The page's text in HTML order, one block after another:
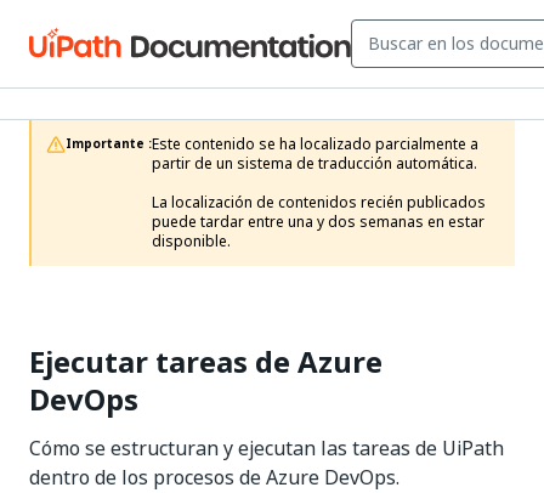
Importante :Este contenido se ha localizado parcialmente a
partir de un sistema de traducción automática.
La localización de contenidos recién publicados
puede tardar entre una y dos semanas en estar
disponible.
Ejecutar tareas de Azure
DevOps
Cómo se estructuran y ejecutan las tareas de UiPath
dentro de los procesos de Azure DevOps.